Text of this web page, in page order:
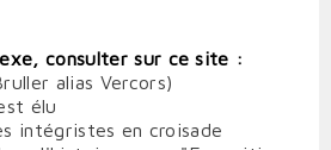
consulter sur ce site :
alias Vercors)
élu
intégristes en croisade